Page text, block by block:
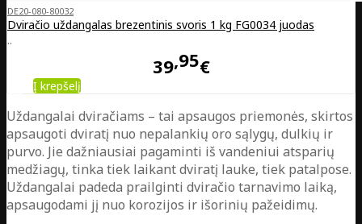
DE20-080-80032
Dviračio uždangalas brezentinis svoris 1 kg FG0034 juodas
..
39 95€
Į krepšelį
Uždangalai dviračiams – tai apsaugos priemonės, skirtos
apsaugoti dviratį nuo nepalankių oro sąlygų, dulkių ir
purvo. Jie dažniausiai pagaminti iš vandeniui atsparių
medžiagų, tinka tiek laikant dviratį lauke, tiek patalpose.
Uždangalai padeda prailginti dviračio tarnavimo laiką,
apsaugodami jį nuo korozijos ir išorinių pažeidimų.